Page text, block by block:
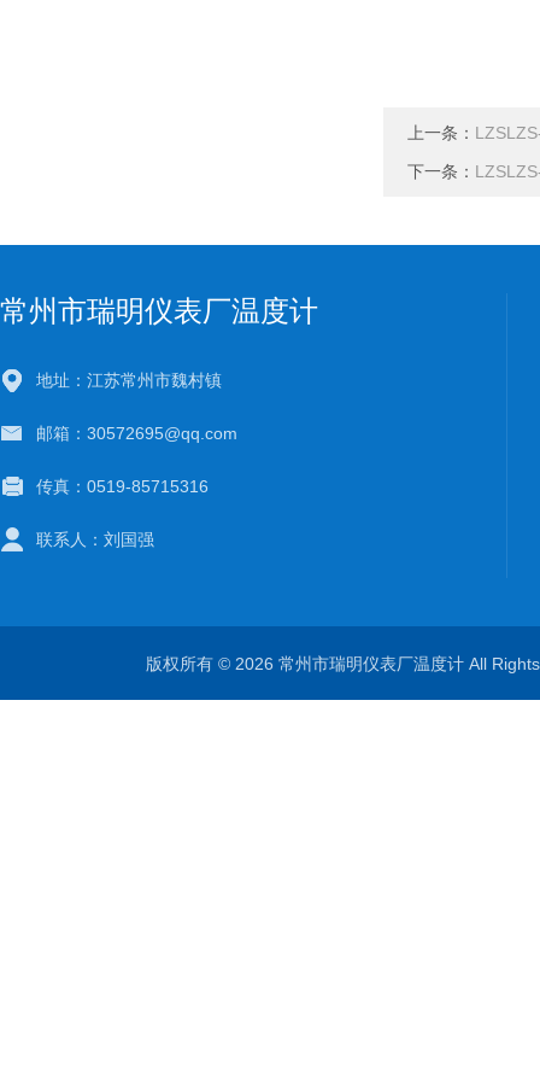
上一条：
下一条：
常州市瑞明仪表厂温度计
地址：江苏常州市魏村镇
邮箱：30572695@qq.com
传真：0519-85715316
联系人：刘国强
版权所有 © 2026 常州市瑞明仪表厂温度计 All